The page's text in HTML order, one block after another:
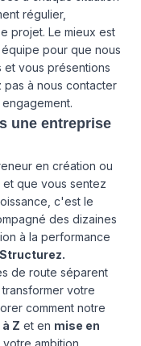
régulier,
projet. Le mieux est
pour que nous
vous présentions
pas à nous contacter
une entreprise
en création ou
que vous sentez
c'est le
des dizaines
à la performance
Structurez.
de route séparent
votre
comment notre
Z et en mise en
ambition.